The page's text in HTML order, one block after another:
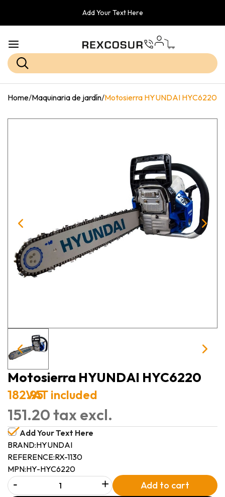
Add Your Text Here
Home/Maquinaria de jardín/Motosierra HYUNDAI HYC6220
Motosierra HYUNDAI HYC6220
182.95VAT included
151.20 tax excl.
Add Your Text Here
BRAND:HYUNDAI
REFERENCE:RX-1130
MPN:HY-HYC6220
- + Add to cart